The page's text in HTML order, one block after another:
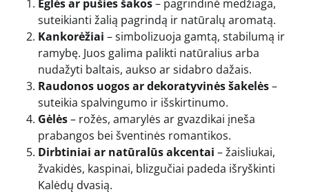
Eglės ar pušies šakos– pagrindinė medžiaga,
suteikianti žalią pagrindą ir natūralų aromatą.
Kankorėžiai – simbolizuoja gamtą, stabilumą ir
ramybę. Juos galima palikti natūralius arba
nudažyti baltais, aukso ar sidabro dažais.
Raudonos uogos ar dekoratyvinės šakelės–
suteikia spalvingumo ir išskirtinumo.
Gėlės– rožės, amarylės ar gvazdikai įneša
prabangos bei šventinės romantikos.
Dirbtiniai ar natūralūs akcentai – žaisliukai,
žvakidės, kaspinai, blizgučiai padeda išryškinti
Kalėdų dvasią.